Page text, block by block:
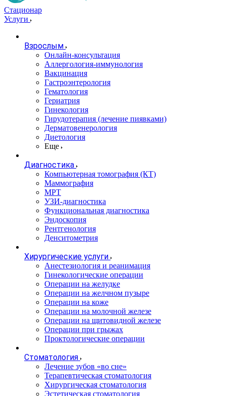
Стационар
Услуги
Взрослым
Онлайн-консультация
Аллергология-иммунология
Вакцинация
Гастроэнтерология
Гематология
Гериатрия
Гинекология
Гирудотерапия (лечение пиявками)
Дерматовенерология
Диетология
Еще
Диагностика
Компьютерная томография (КТ)
Маммография
МРТ
УЗИ-диагностика
Функциональная диагностика
Эндоскопия
Рентгенология
Денситометрия
Хирургические услуги
Анестезиология и реанимация
Гинекологические операции
Операции на желудке
Операции на желчном пузыре
Операции на коже
Операции на молочной железе
Операции на щитовидной железе
Операции при грыжах
Проктологические операции
Стоматология
Лечение зубов «во сне»
Терапевтическая стоматология
Хирургическая стоматология
Эстетическая стоматология